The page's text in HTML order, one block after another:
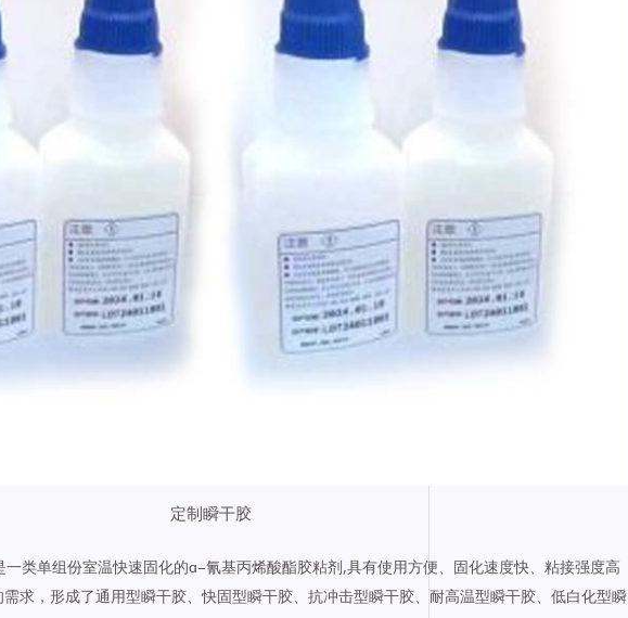
定制瞬干胶
类单组份室温快速固化的ɑ–氰基丙烯酸酯胶粘剂,具有使用方便、固化速度快、粘接强度高
求，形成了通用型瞬干胶、快固型瞬干胶、抗冲击型瞬干胶、耐高温型瞬干胶、低白化型瞬